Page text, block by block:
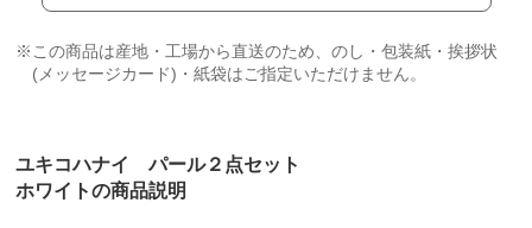
※この商品は産地・工場から直送のため、のし・包装紙・挨拶状
(メッセージカード)・紙袋はご指定いただけません。
ユキコハナイ パール２点セット
ホワイトの商品説明